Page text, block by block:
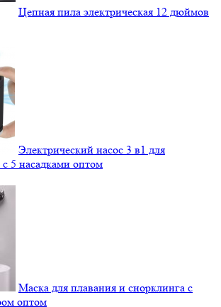
Цепная пила электрическая 12 дюймов
Электрический насос 3 в1 для
5 насадками оптом
Маска для плавания и снорклинга с
оптом